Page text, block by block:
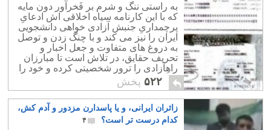
به راستی ننگ و شرم بر فَخرآور دون مایه
که با این کارنامه سیاه اخلاقی اش ادعایِ
پرچمداریِ جنبش آزادی خواهی دانشجویی
ایران را نیز می کند و با چنگ زدن و توصل
به دروغ های متفاوت و جعل اخبار و
تحریف حقایق، در تلاش است تا مبارزان
راهِآزادی را ترور شخصیتی کرده و خود را
مطرح نموده و بر سرِ زبان ها بیاندازد.
۵۲۲ پخش
زائران ایرانی، و یا پاسدارن مزدور و آدم کش،
کدام درست تر است؟
۴